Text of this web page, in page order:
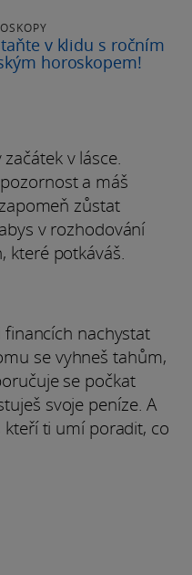
v klidu s ročním
horoskopem!
v lásce.
a máš
zůstat
v rozhodování
které potkáváš.
nachystat
se vyhneš tahům,
se počkat
svoje peníze. A
kteří ti umí poradit, co